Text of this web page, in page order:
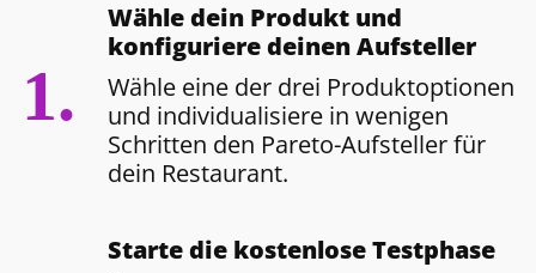
1.
Wähle dein Produkt und
konfiguriere deinen Aufsteller
Wähle eine der drei Produktoptionen
und individualisiere in wenigen
Schritten den Pareto-Aufsteller für
dein Restaurant.
Starte die kostenlose Testphase